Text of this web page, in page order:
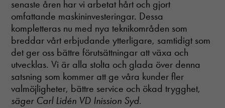
senaste åren har vi arbetat hårt och gjort
omfattande maskininvesteringar. Dessa
kompletteras nu med nya teknikområden som
breddar vårt erbjudande ytterligare, samtidigt som
det ger oss bättre förutsättningar att växa och
utvecklas. Vi är alla stolta och glada över denna
satsning som kommer att ge våra kunder fler
valmöjligheter, bättre service och ökad trygghet,
säger Carl Lidén VD Inission Syd.